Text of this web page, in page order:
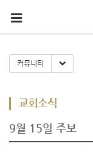
커뮤니티 Toggle
교회소식
9월 15일 주보